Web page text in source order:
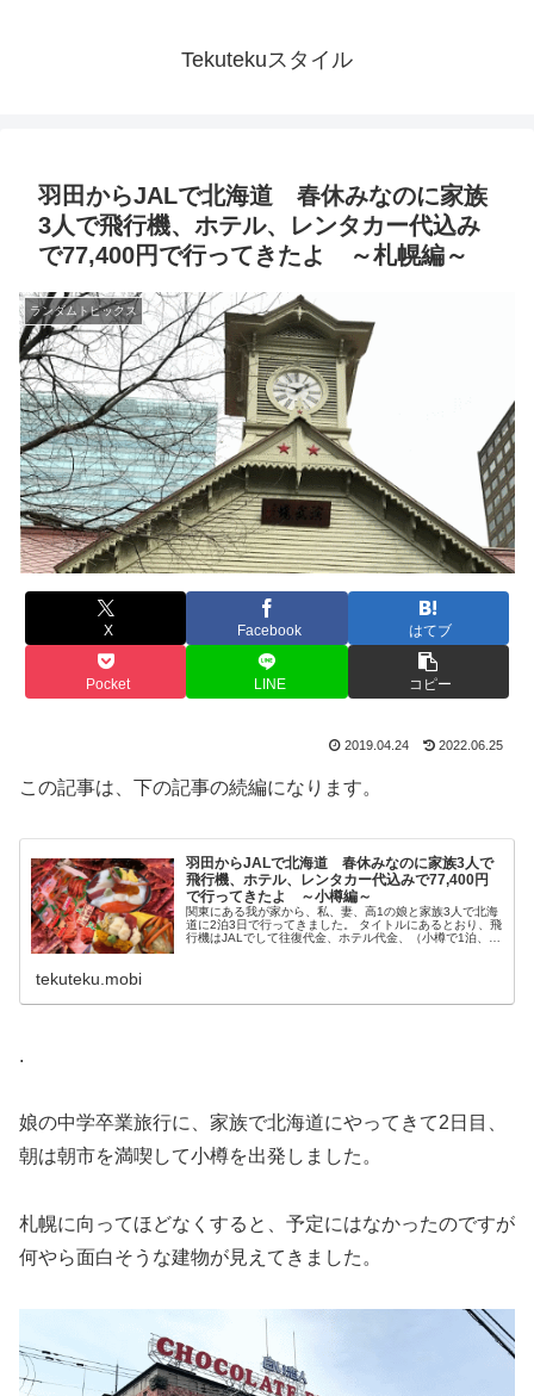
Tekutekuスタイル
羽田からJALで北海道 春休みなのに家族
3人で飛行機、ホテル、レンタカー代込み
で77,400円で行ってきたよ ～札幌編～
ランダムトピックス
X Facebook はてブ
Pocket LINE コピー
2019.04.24 2022.06.25
この記事は、下の記事の続編になります。
羽田からJALで北海道 春休みなのに家族3人で
飛行機、ホテル、レンタカー代込みで77,400円
で行ってきたよ ～小樽編～
関東にある我が家から、私、妻、高1の娘と家族3人で北海
道に2泊3日で行ってきました。 タイトルにあるとおり、飛
行機はJALでして往復代金、ホテル代金、（小樽で1泊、札
tekuteku.mobi
.
娘の中学卒業旅行に、家族で北海道にやってきて2日目、
朝は朝市を満喫して小樽を出発しました。
札幌に向ってほどなくすると、予定にはなかったのですが
何やら面白そうな建物が見えてきました。